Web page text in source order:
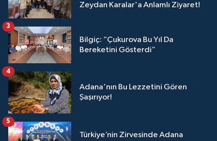
Zeydan Karalar'a Anlamlı Ziyaret!
Bilgiç: “Çukurova Bu Yıl Da
Bereketini Gösterdi”
3
Adana'nın Bu Lezzetini Gören
Şaşırıyor!
4
Türkiye’nin Zirvesinde Adana
5